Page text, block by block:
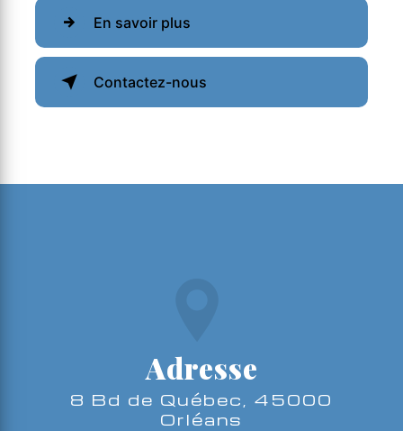
En savoir plus
Contactez-nous
Adresse
8 Bd de Québec, 45000
Orléans